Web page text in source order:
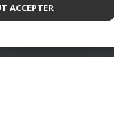
BOISSON IMMOBILIER
ACCEPTER